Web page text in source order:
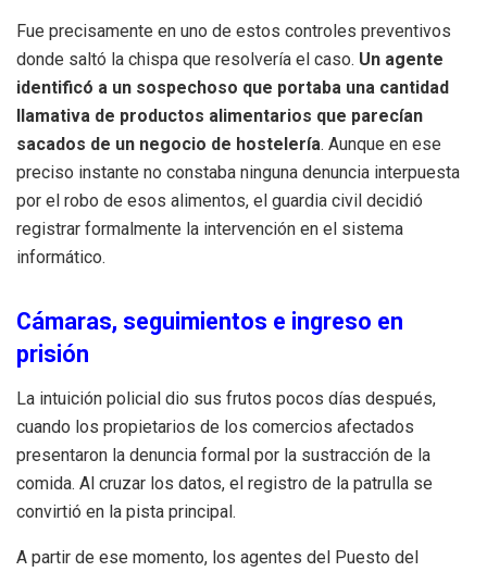
Fue precisamente en uno de estos controles preventivos
donde saltó la chispa que resolvería el caso. Un agente
identificó a un sospechoso que portaba una cantidad
llamativa de productos alimentarios que parecían
sacados de un negocio de hostelería. Aunque en ese
preciso instante no constaba ninguna denuncia interpuesta
por el robo de esos alimentos, el guardia civil decidió
registrar formalmente la intervención en el sistema
informático.
Cámaras, seguimientos e ingreso en
prisión
La intuición policial dio sus frutos pocos días después,
cuando los propietarios de los comercios afectados
presentaron la denuncia formal por la sustracción de la
comida. Al cruzar los datos, el registro de la patrulla se
convirtió en la pista principal.
A partir de ese momento, los agentes del Puesto del